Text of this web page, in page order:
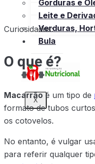
Gorduras e
Leite e
Verduras,
Bula
X
Curiosidades:
O que é?
Macarrãoé um tipo de
formato de tubos
os cotovelos.
No entanto, é vulgar
para referir qualquer